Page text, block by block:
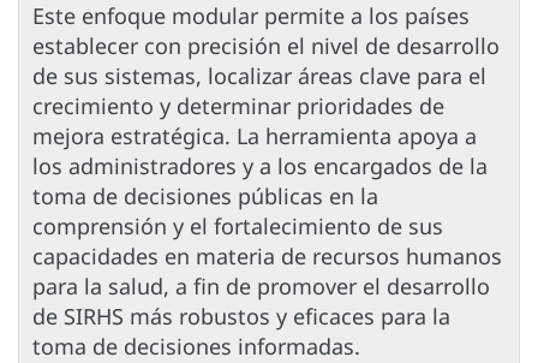
Este enfoque modular permite a los países
establecer con precisión el nivel de desarrollo
de sus sistemas, localizar áreas clave para el
crecimiento y determinar prioridades de
mejora estratégica. La herramienta apoya a
los administradores y a los encargados de la
toma de decisiones públicas en la
comprensión y el fortalecimiento de sus
capacidades en materia de recursos humanos
para la salud, a fin de promover el desarrollo
de SIRHS más robustos y eficaces para la
toma de decisiones informadas.